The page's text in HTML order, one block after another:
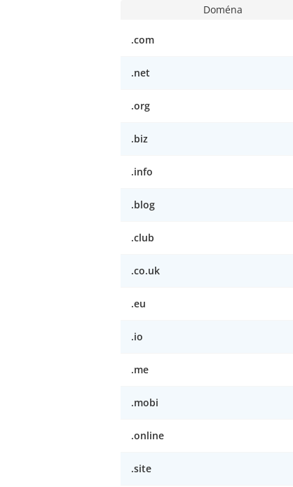
Doména
.com
.net
.org
.biz
.info
.blog
.club
.co.uk
.eu
.io
.me
.mobi
.online
.site